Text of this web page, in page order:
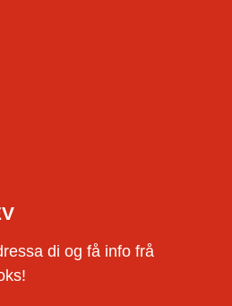
di og få info frå